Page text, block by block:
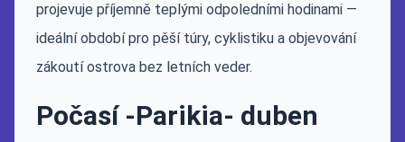
projevuje příjemně teplými odpoledními hodinami —
ideální období pro pěší túry, cyklistiku a objevování
zákoutí ostrova bez letních veder.
Počasí -Parikia- duben